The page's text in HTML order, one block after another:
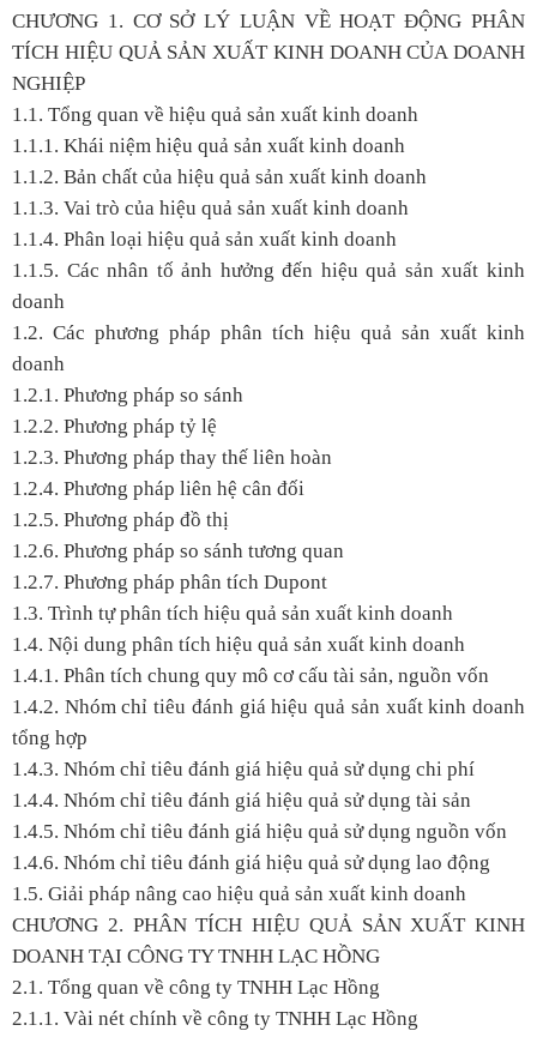
CHƯƠNG 1. CƠ SỞ LÝ LUẬN VỀ HOẠT ĐỘNG PHÂN
TÍCH HIỆU QUẢ SẢN XUẤT KINH DOANH CỦA DOANH
NGHIỆP
1.1. Tổng quan về hiệu quả sản xuất kinh doanh
1.1.1. Khái niệm hiệu quả sản xuất kinh doanh
1.1.2. Bản chất của hiệu quả sản xuất kinh doanh
1.1.3. Vai trò của hiệu quả sản xuất kinh doanh
1.1.4. Phân loại hiệu quả sản xuất kinh doanh
1.1.5. Các nhân tố ảnh hưởng đến hiệu quả sản xuất kinh
doanh
1.2. Các phương pháp phân tích hiệu quả sản xuất kinh
doanh
1.2.1. Phương pháp so sánh
1.2.2. Phương pháp tỷ lệ
1.2.3. Phương pháp thay thế liên hoàn
1.2.4. Phương pháp liên hệ cân đối
1.2.5. Phương pháp đồ thị
1.2.6. Phương pháp so sánh tương quan
1.2.7. Phương pháp phân tích Dupont
1.3. Trình tự phân tích hiệu quả sản xuất kinh doanh
1.4. Nội dung phân tích hiệu quả sản xuất kinh doanh
1.4.1. Phân tích chung quy mô cơ cấu tài sản, nguồn vốn
1.4.2. Nhóm chỉ tiêu đánh giá hiệu quả sản xuất kinh doanh
tổng hợp
1.4.3. Nhóm chỉ tiêu đánh giá hiệu quả sử dụng chi phí
1.4.4. Nhóm chỉ tiêu đánh giá hiệu quả sử dụng tài sản
1.4.5. Nhóm chỉ tiêu đánh giá hiệu quả sử dụng nguồn vốn
1.4.6. Nhóm chỉ tiêu đánh giá hiệu quả sử dụng lao động
1.5. Giải pháp nâng cao hiệu quả sản xuất kinh doanh
CHƯƠNG 2. PHÂN TÍCH HIỆU QUẢ SẢN XUẤT KINH
DOANH TẠI CÔNG TY TNHH LẠC HỒNG
2.1. Tổng quan về công ty TNHH Lạc Hồng
2.1.1. Vài nét chính về công ty TNHH Lạc Hồng